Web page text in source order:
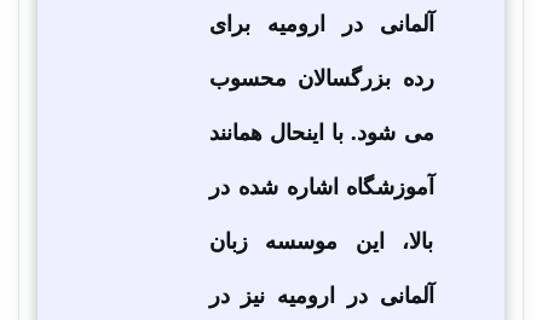
آلمانی در ارومیه برای
رده بزرگسالان محسوب
می شود. با اینحال همانند
آموزشگاه اشاره شده در
بالا، این موسسه زبان
آلمانی در ارومیه نیز در